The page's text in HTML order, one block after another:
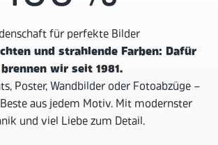
für perfekte Bilder
und strahlende Farben: Dafür
brennen wir seit 1981.
Poster, Wandbilder oder Fotoabzüge –
aus jedem Motiv. Mit modernster
und viel Liebe zum Detail.